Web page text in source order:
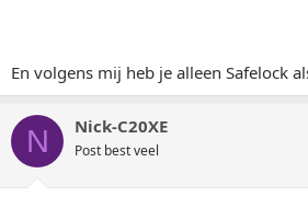
En volgens mij heb je alleen Safelock
N Nick-C20XE
Post best veel